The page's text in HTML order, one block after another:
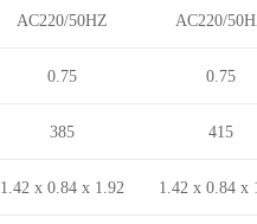
AC220/50HZ AC220/
0.75 0.75
385 415
1.42 x 0.84 x 1.92 1.42 x 0.84 x